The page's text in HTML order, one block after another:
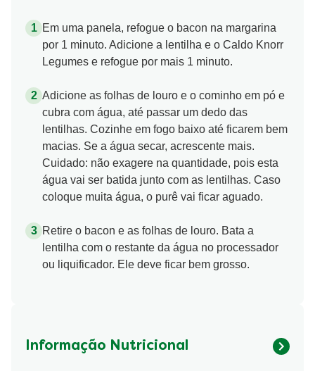
Em uma panela, refogue o bacon na margarina
por 1 minuto. Adicione a lentilha e o Caldo Knorr
Legumes e refogue por mais 1 minuto.
Adicione as folhas de louro e o cominho em pó e
cubra com água, até passar um dedo das
lentilhas. Cozinhe em fogo baixo até ficarem bem
macias. Se a água secar, acrescente mais.
Cuidado: não exagere na quantidade, pois esta
água vai ser batida junto com as lentilhas. Caso
coloque muita água, o purê vai ficar aguado.
Retire o bacon e as folhas de louro. Bata a
lentilha com o restante da água no processador
ou liquificador. Ele deve ficar bem grosso.
Informação Nutricional